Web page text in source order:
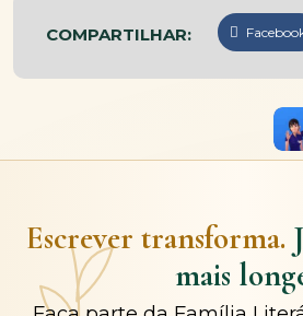
COMPARTILHAR:
Escrever transforma.
mais